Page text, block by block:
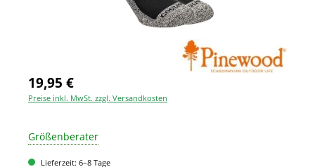
19,95 €
Preise inkl. MwSt. zzgl. Versandkosten
Größenberater
Lieferzeit: 6–8 Tage